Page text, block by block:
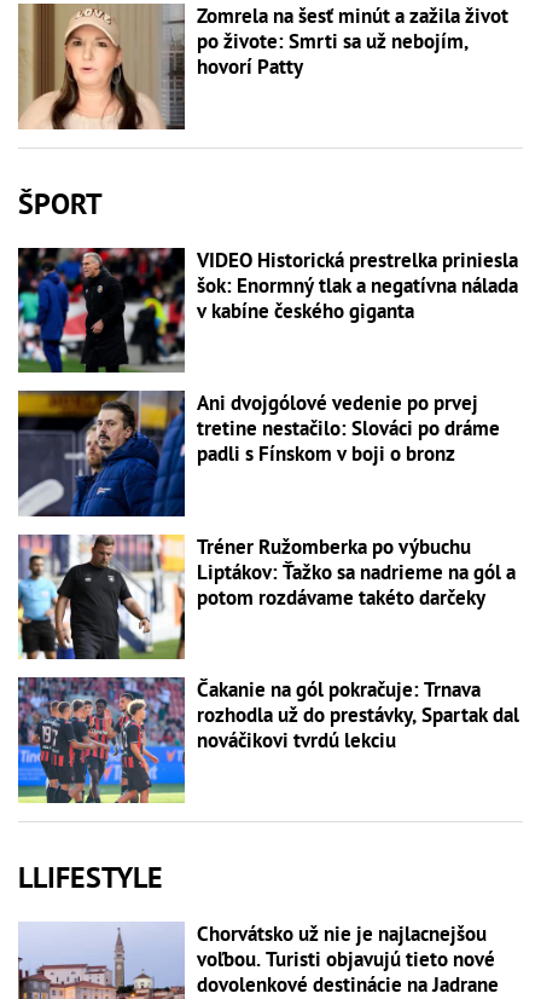
Zomrela na šesť minút a zažila život
po živote: Smrti sa už nebojím,
hovorí Patty
ŠPORT
VIDEO Historická prestrelka priniesla
šok: Enormný tlak a negatívna nálada
v kabíne českého giganta
Ani dvojgólové vedenie po prvej
tretine nestačilo: Slováci po dráme
padli s Fínskom v boji o bronz
Tréner Ružomberka po výbuchu
Liptákov: Ťažko sa nadrieme na gól a
potom rozdávame takéto darčeky
Čakanie na gól pokračuje: Trnava
rozhodla už do prestávky, Spartak dal
nováčikovi tvrdú lekciu
LLIFESTYLE
Chorvátsko už nie je najlacnejšou
voľbou. Turisti objavujú tieto nové
dovolenkové destinácie na Jadrane